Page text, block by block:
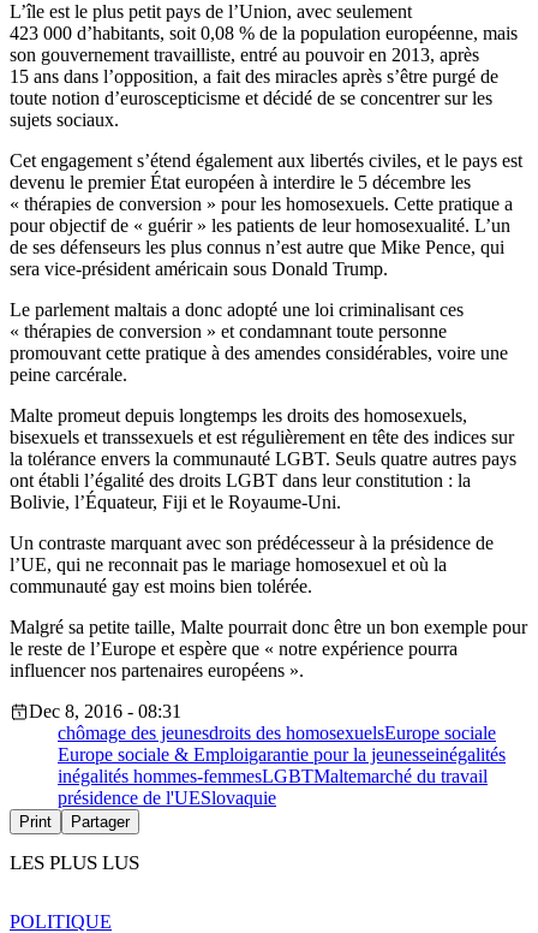
L’île est le plus petit pays de l’Union, avec seulement
423 000 d’habitants, soit 0,08 % de la population européenne, mais
son gouvernement travailliste, entré au pouvoir en 2013, après
15 ans dans l’opposition, a fait des miracles après s’être purgé de
toute notion d’euroscepticisme et décidé de se concentrer sur les
sujets sociaux.
Cet engagement s’étend également aux libertés civiles, et le pays est
devenu le premier État européen à interdire le 5 décembre les
« thérapies de conversion » pour les homosexuels. Cette pratique a
pour objectif de « guérir » les patients de leur homosexualité. L’un
de ses défenseurs les plus connus n’est autre que Mike Pence, qui
sera vice-président américain sous Donald Trump.
Le parlement maltais a donc adopté une loi criminalisant ces
« thérapies de conversion » et condamnant toute personne
promouvant cette pratique à des amendes considérables, voire une
peine carcérale.
Malte promeut depuis longtemps les droits des homosexuels,
bisexuels et transsexuels et est régulièrement en tête des indices sur
la tolérance envers la communauté LGBT. Seuls quatre autres pays
ont établi l’égalité des droits LGBT dans leur constitution : la
Bolivie, l’Équateur, Fiji et le Royaume-Uni.
Un contraste marquant avec son prédécesseur à la présidence de
l’UE, qui ne reconnait pas le mariage homosexuel et où la
communauté gay est moins bien tolérée.
Malgré sa petite taille, Malte pourrait donc être un bon exemple pour
le reste de l’Europe et espère que « notre expérience pourra
influencer nos partenaires européens ».
Dec 8, 2016 - 08:31
chômage des jeunesdroits des homosexuelsEurope sociale
Europe sociale & Emploigarantie pour la jeunesseinégalités
inégalités hommes-femmesLGBTMaltemarché du travail
présidence de l'UESlovaquie
Print Partager
LES PLUS LUS
POLITIQUE